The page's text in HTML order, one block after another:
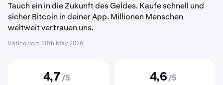
Tauch ein in die Zukunft des Geldes. Kaufe schnell und
sicher Bitcoin in deiner App. Millionen Menschen
weltweit vertrauen uns.
Rating vom 18th May 2026
4,7 /5 4,6 /5